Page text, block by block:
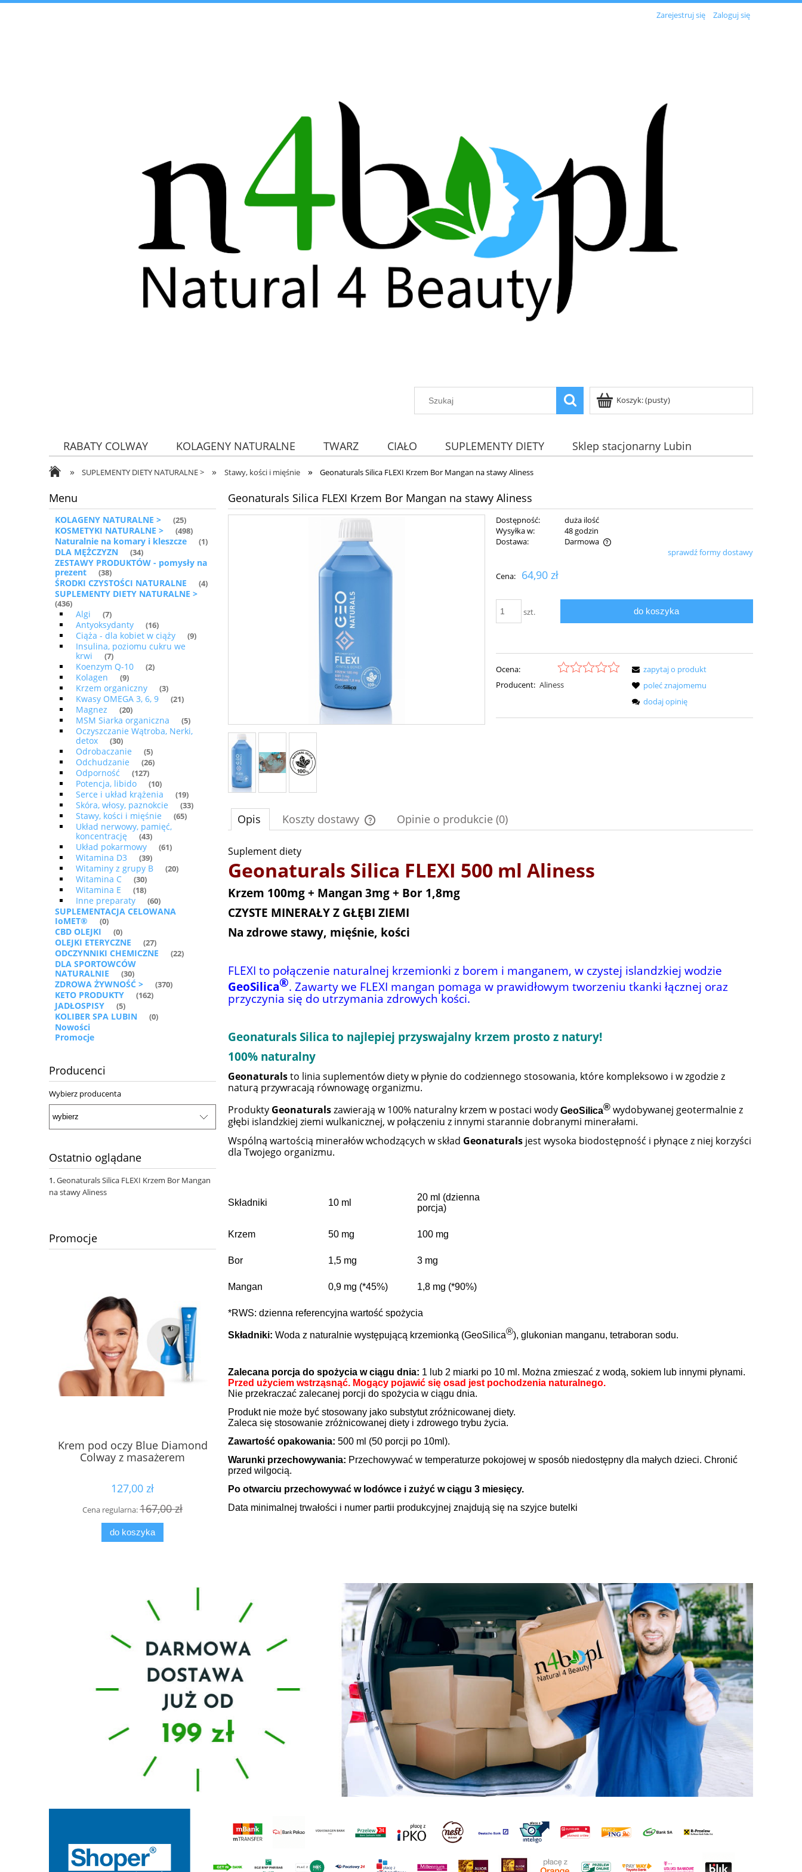
Zarejestruj się Zaloguj się
Koszyk:(pusty)
RABATY COLWAY KOLAGENY NATURALNE TWARZ CIAŁO SUPLEMENTY DIETY
Sklep stacjonarny Lubin
ZDROWA ŻYWNOŚĆ
» SUPLEMENTY DIETY NATURALNE > » Stawy, kości i mięśnie » Geonaturals Silica FLEXI Krzem Bor Mangan na stawy Aliness
Menu
KOLAGENY NATURALNE > (25)
KOSMETYKI NATURALNE > (498)
Naturalnie na komary i kleszcze (1)
DLA MĘŻCZYZN (34)
ZESTAWY PRODUKTÓW - pomysły na
prezent
(38)
ŚRODKI CZYSTOŚCI NATURALNE (4)
SUPLEMENTY DIETY NATURALNE >
(436)
Algi (7)
Antyoksydanty (16)
Ciąża - dla kobiet w ciąży (9)
Insulina, poziomu cukru we
krwi
(7)
Koenzym Q-10 (2)
Kolagen (9)
Krzem organiczny (3)
Kwasy OMEGA 3, 6, 9 (21)
Magnez (20)
MSM Siarka organiczna (5)
Oczyszczanie Wątroba, Nerki,
detox
(30)
Odrobaczanie (5)
Odchudzanie (26)
Odporność (127)
Potencja, libido (10)
Serce i układ krążenia (19)
Skóra, włosy, paznokcie (33)
Stawy, kości i mięśnie (65)
Układ nerwowy, pamięć,
koncentrację
(43)
Układ pokarmowy (61)
Witamina D3 (39)
Witaminy z grupy B (20)
Witamina C (30)
Witamina E (18)
Inne preparaty (60)
SUPLEMENTACJA CELOWANA
IoMET®
(0)
CBD OLEJKI (0)
OLEJKI ETERYCZNE (27)
ODCZYNNIKI CHEMICZNE (22)
DLA SPORTOWCÓW
NATURALNIE
(30)
ZDROWA ŻYWNOŚĆ > (370)
KETO PRODUKTY (162)
JADŁOSPISY (5)
KOLIBER SPA LUBIN (0)
Nowości
Promocje
Producenci
Wybierz producenta
Ostatnio oglądane
Geonaturals Silica FLEXI Krzem Bor Mangan
na stawy Aliness
Promocje
Krem pod oczy Blue Diamond
Colway z masażerem
127,00 zł
Cena regularna:167,00 zł
do koszyka
Płyn MICELARNY z Kolagenem i
Algami Colway
59,90 zł
Cena regularna:79,00 zł
162 Krem Ochrona Mikrobiomu
50 ml Purles
119,00 zł
Cena regularna:124,90 zł
Activ Drainning 500 ml Thalgo
pod oczy
Geonaturals Silica FLEXI Krzem Bor Mangan na stawy Aliness
Dostępność:
duża ilość
Wysyłka w:
48 godzin
Dostawa:
Darmowa
sprawdź formy dostawy
Cena: 64,90 zł
szt. do koszyka
Ocena:
Producent: Aliness
zapytaj o produkt
poleć znajomemu
dodaj opinię
Opis Koszty dostawy
płatności
Opinie o produkcie (0)
Suplement diety
Geonaturals Silica FLEXI 500 ml Aliness
Krzem 100mg + Mangan 3mg + Bor 1,8mg
CZYSTE MINERAŁY Z GŁĘBI ZIEMI
Na zdrowe stawy, mięśnie, kości
FLEXI to połączenie naturalnej krzemionki z borem i manganem, w czystej islandzkiej wodzie
GeoSilica®. Zawarty we FLEXI mangan pomaga w prawidłowym tworzeniu tkanki łącznej oraz
przyczynia się do utrzymania zdrowych kości.
Geonaturals Silica to najlepiej przyswajalny krzem prosto z natury!
100% naturalny
Geonaturalsto linia suplementów diety w płynie do codziennego stosowania, które kompleksowo i w zgodzie z
naturą przywracają równowagę organizmu.
Produkty Geonaturalszawierają w 100% naturalny krzem w postaci wody GeoSilica® wydobywanej geotermalnie z
głębi islandzkiej ziemi wulkanicznej, w połączeniu z innymi starannie dobranymi minerałami.
Wspólną wartością minerałów wchodzących w skład Geonaturals jest wysoka biodostępność i płynące z niej korzyści
dla Twojego organizmu.
Składniki 10 ml
20 ml (dzienna
porcja)
Krzem 50 mg 100 mg
Bor 1,5 mg 3 mg
Mangan 0,9 mg (*45%) 1,8 mg (*90%)
*RWS: dzienna referencyjna wartość spożycia
Składniki: Woda z naturalnie występującą krzemionką (GeoSilica®), glukonian manganu, tetraboran sodu.
Zalecana porcja do spożycia w ciągu dnia: 1 lub 2 miarki po 10 ml. Można zmieszać z wodą, sokiem lub innymi płynami.
Przed użyciem wstrząsnąć. Mogący pojawić się osad jest pochodzenia naturalnego.
Nie przekraczać zalecanej porcji do spożycia w ciągu dnia.
Produkt nie może być stosowany jako substytut zróżnicowanej diety.
Zaleca się stosowanie zróżnicowanej diety i zdrowego trybu życia.
Zawartość opakowania: 500 ml (50 porcji po 10ml).
Warunki przechowywania: Przechowywać w temperaturze pokojowej w sposób niedostępny dla małych dzieci. Chronić
przed wilgocią.
Po otwarciu przechowywać w lodówce i zużyć w ciągu 3 miesięcy.
Data minimalnej trwałości i numer partii produkcyjnej znajdują się na szyjce butelki